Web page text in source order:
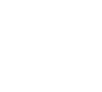
vintage rodeada de